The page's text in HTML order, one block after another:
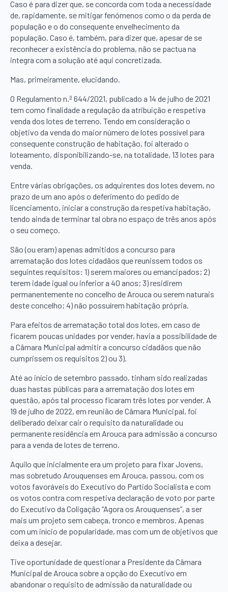
Caso é para dizer que, se concorda com toda a necessidade
de, rapidamente, se mitigar fenómenos como o da perda de
população e o do consequente envelhecimento da
população. Caso é, também, para dizer que, apesar de se
reconhecer a existência do problema, não se pactua na
integra com a solução até aqui concretizada.
Mas, primeiramente, elucidando.
O Regulamento n.º 644/2021, publicado a 14 de julho de 2021
tem como finalidade a regulação da atribuição e respetiva
venda dos lotes de terreno. Tendo em consideração o
objetivo da venda do maior número de lotes possível para
consequente construção de habitação, foi alterado o
loteamento, disponibilizando-se, na totalidade, 13 lotes para
venda.
Entre várias obrigações, os adquirentes dos lotes devem, no
prazo de um ano após o deferimento do pedido de
licenciamento, iniciar a construção da respetiva habitação,
tendo ainda de terminar tal obra no espaço de três anos após
o seu começo.
São (ou eram) apenas admitidos a concurso para
arrematação dos lotes cidadãos que reunissem todos os
seguintes requisitos: 1) serem maiores ou emancipados; 2)
terem idade igual ou inferior a 40 anos; 3) residirem
permanentemente no concelho de Arouca ou serem naturais
deste concelho; 4) não possuírem habitação própria.
Para efeitos de arrematação total dos lotes, em caso de
ficarem poucas unidades por vender, havia a possibilidade de
a Câmara Municipal admitir a concurso cidadãos que não
cumprissem os requisitos 2) ou 3).
Até ao início de setembro passado, tinham sido realizadas
duas hastas públicas para a arrematação dos lotes em
questão, após tal processo ficaram três lotes por vender. A
19 de julho de 2022, em reunião de Câmara Municipal, foi
deliberado deixar cair o requisito da naturalidade ou
permanente residência em Arouca para admissão a concurso
para a venda de lotes de terreno.
Aquilo que inicialmente era um projeto para fixar Jovens,
mas sobretudo Arouquenses em Arouca, passou, com os
votos favoráveis do Executivo do Partido Socialista e com
os votos contra com respetiva declaração de voto por parte
do Executivo da Coligação “Agora os Arouquenses”, a ser
mais um projeto sem cabeça, tronco e membros. Apenas
com um início de popularidade, mas com um de objetivos que
deixa a desejar.
Tive oportunidade de questionar a Presidente da Câmara
Municipal de Arouca sobre a opção do Executivo em
abandonar o requisito de admissão da naturalidade ou